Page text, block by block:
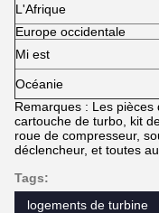
L'Afrique
Europe occidentale
Mi est
Océanie
Remarques : Les
cartouche de turbo, kit
roue de compresseur,
déclencheur, et toutes
Tags:
logements de turbine